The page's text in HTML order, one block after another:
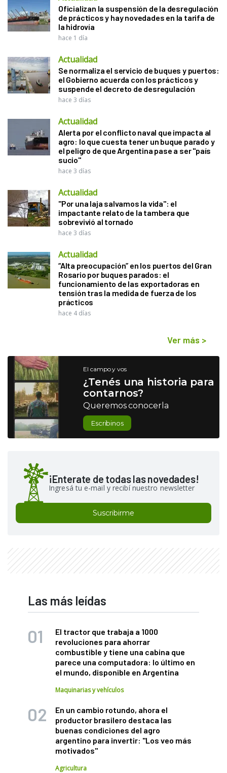
Oficializan la suspensión de la desregulación
de prácticos y hay novedades en la tarifa de
la hidrovía
hace 1 día
Actualidad
Se normaliza el servicio de buques y puertos:
el Gobierno acuerda con los prácticos y
suspende el decreto de desregulación
hace 3 días
Actualidad
Alerta por el conflicto naval que impacta al
agro: lo que cuesta tener un buque parado y
el peligro de que Argentina pase a ser "país
sucio"
hace 3 días
Actualidad
"Por una laja salvamos la vida": el
impactante relato de la tambera que
sobrevivió al tornado
hace 3 días
Actualidad
“Alta preocupación” en los puertos del Gran
Rosario por buques parados: el
funcionamiento de las exportadoras en
tensión tras la medida de fuerza de los
prácticos
hace 4 días
Ver más >
El campo y vos
¿Tenés una historia para
contarnos?
Queremos conocerla
Escribinos
¡Enterate de todas las novedades!
Ingresá tu e-mail y recibí nuestro newsletter
Suscribirme
Las más leídas
El tractor que trabaja a 1000
revoluciones para ahorrar
combustible y tiene una cabina que
parece una computadora: lo último en
el mundo, disponible en Argentina
Maquinarias y vehículos
En un cambio rotundo, ahora el
productor brasilero destaca las
buenas condiciones del agro
argentino para invertir: "Los veo más
motivados"
Agricultura